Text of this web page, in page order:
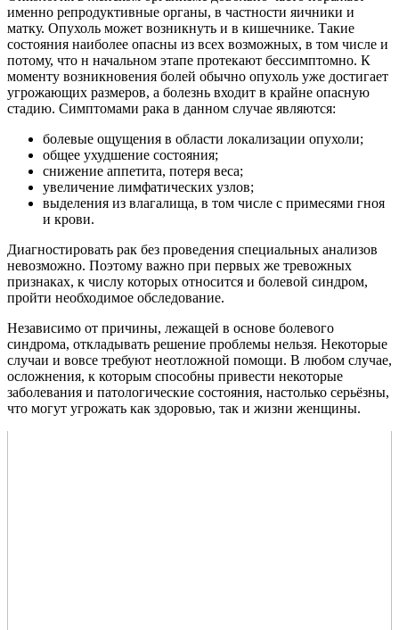
именно репродуктивные органы, в частности яичники и
матку. Опухоль может возникнуть и в кишечнике. Такие
состояния наиболее опасны из всех возможных, в том числе и
потому, что н начальном этапе протекают бессимптомно. К
моменту возникновения болей обычно опухоль уже достигает
угрожающих размеров, а болезнь входит в крайне опасную
стадию. Симптомами рака в данном случае являются:
болевые ощущения в области локализации опухоли;
общее ухудшение состояния;
снижение аппетита, потеря веса;
увеличение лимфатических узлов;
выделения из влагалища, в том числе с примесями гноя
и крови.
Диагностировать рак без проведения специальных анализов
невозможно. Поэтому важно при первых же тревожных
признаках, к числу которых относится и болевой синдром,
пройти необходимое обследование.
Независимо от причины, лежащей в основе болевого
синдрома, откладывать решение проблемы нельзя. Некоторые
случаи и вовсе требуют неотложной помощи. В любом случае,
осложнения, к которым способны привести некоторые
заболевания и патологические состояния, настолько серьёзны,
что могут угрожать как здоровью, так и жизни женщины.